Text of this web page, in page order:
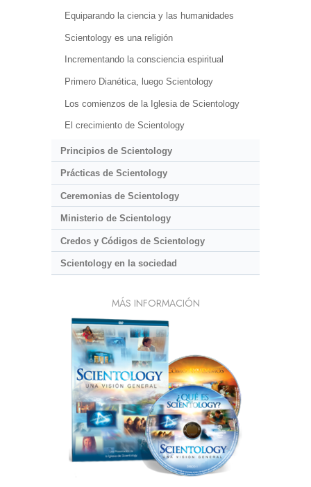
Equiparando la ciencia y las humanidades
Scientology es una religión
Incrementando la consciencia espiritual
Primero Dianética, luego Scientology
Los comienzos de la Iglesia de Scientology
El crecimiento de Scientology
Principios de Scientology
Prácticas de Scientology
Ceremonias de Scientology
Ministerio de Scientology
Credos y Códigos de Scientology
Scientology en la sociedad
MÁS INFORMACIÓN